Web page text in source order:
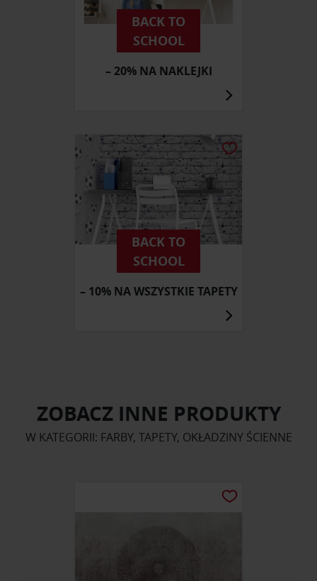
BACK TO
SCHOOL
– 20% NA NAKLEJKI
BACK TO
SCHOOL
– 10% NA WSZYSTKIE TAPETY
ZOBACZ INNE PRODUKTY
W KATEGORII: FARBY, TAPETY, OKŁADZINY ŚCIENNE